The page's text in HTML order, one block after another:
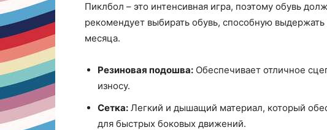
Пиклбол – это интенсивная игра, поэтому обувь
рекомендует выбирать обувь, способную
месяца.
Резиновая подошва: Обеспечивает отличное
износу.
Сетка: Легкий и дышащий материал, который
для быстрых боковых движений.